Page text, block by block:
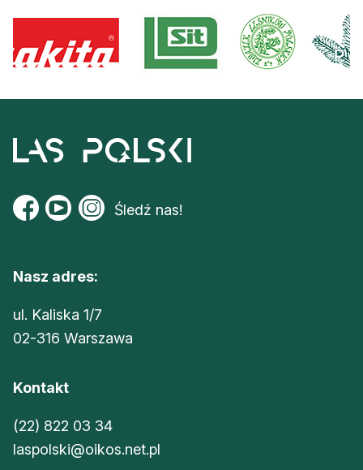
Śledź nas!
Nasz adres:
ul. Kaliska 1/7
02-316 Warszawa
Kontakt
(22) 822 03 34
laspolski@oikos.net.pl